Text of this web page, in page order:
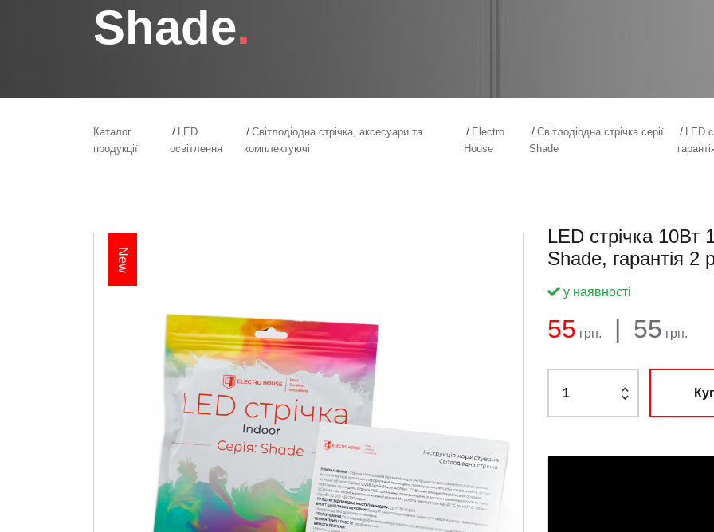
Shade.
Каталог
продукції
LED
освітлення
Світлодіодна стрічка, аксесуари та
комплектуючі
Electro
House
Світлодіодна стрічка серії
Shade
LED
New
LED стрічка 10Вт
Shade, гарантія 2
Баланс:
у наявності
55 грн. | 55 грн.